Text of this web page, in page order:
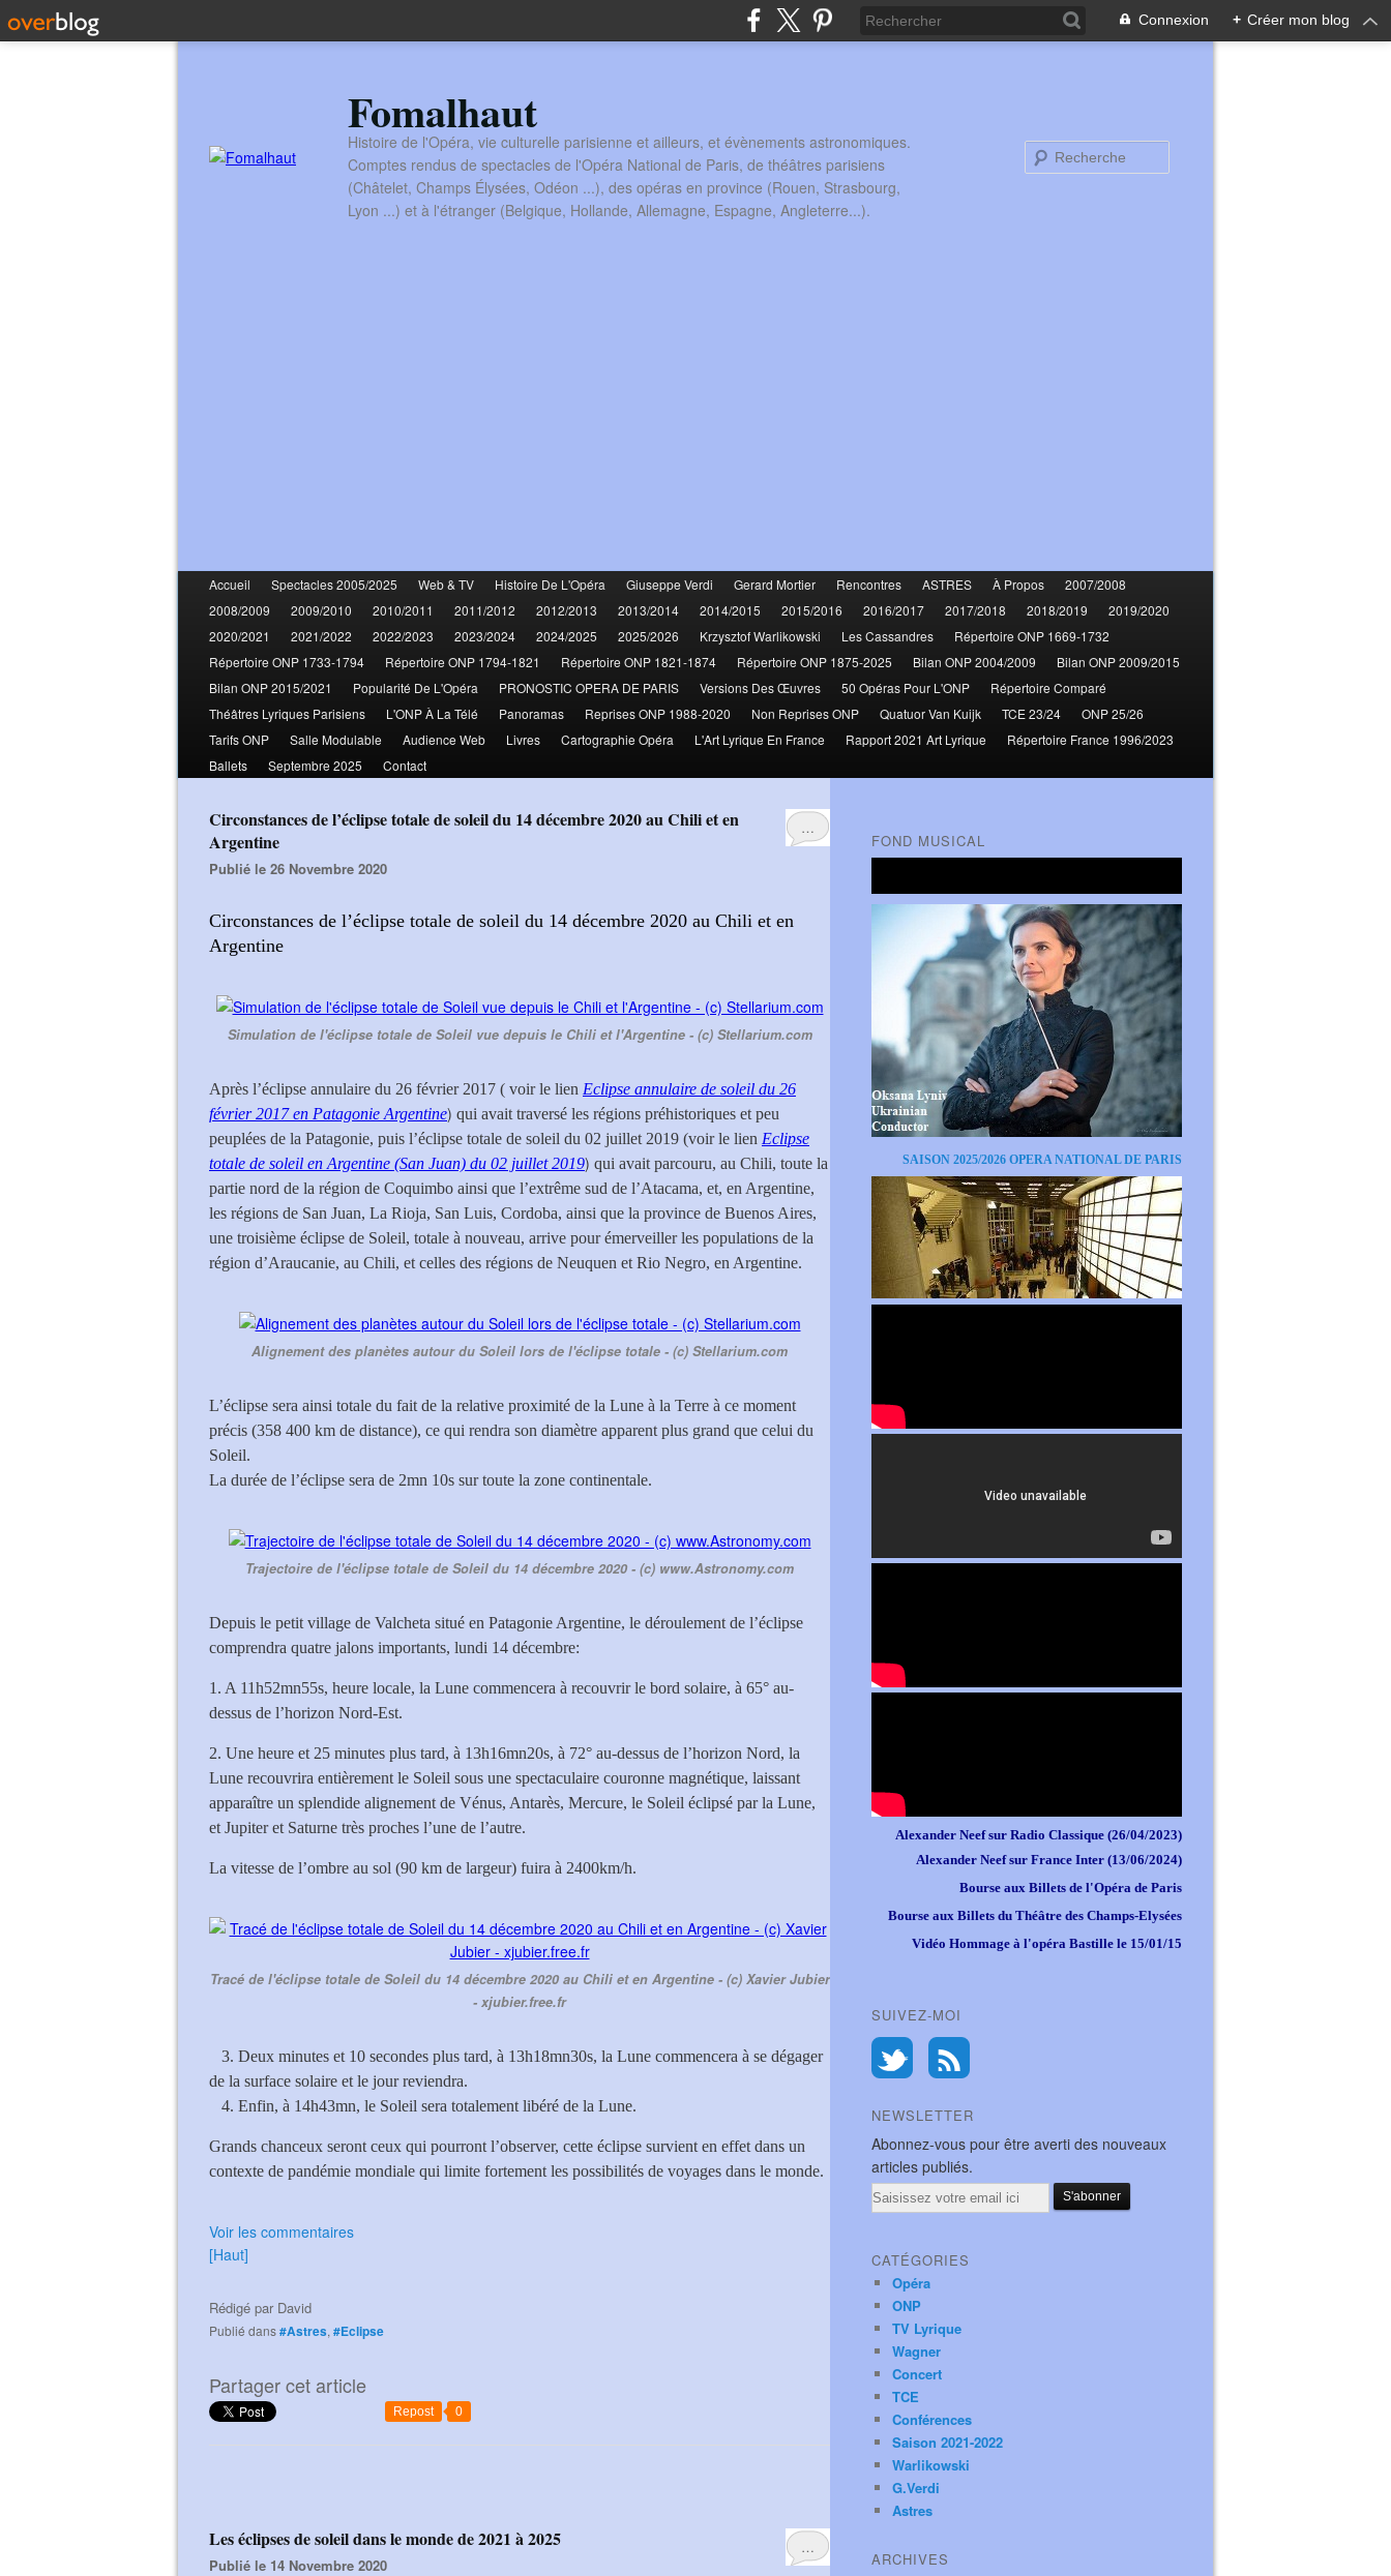
Connexion + Créer mon blog
Fomalhaut
Histoire de l'Opéra, vie culturelle parisienne et ailleurs, et évènements astronomiques.
Comptes rendus de spectacles de l'Opéra National de Paris, de théâtres parisiens
(Châtelet, Champs Élysées, Odéon ...), des opéras en province (Rouen, Strasbourg,
Lyon ...) et à l'étranger (Belgique, Hollande, Allemagne, Espagne, Angleterre...).
Accueil Spectacles 2005/2025 Web & TV Histoire De L'Opéra Giuseppe Verdi Gerard Mortier Rencontres ASTRES À Propos
2007/2008
2008/2009
2009/2010 2010/2011 2011/2012 2012/2013 2013/2014 2014/2015 2015/2016 2016/2017 2017/2018 2018/2019
2019/2020
2020/2021
2021/2022 2022/2023 2023/2024 2024/2025 2025/2026 Krzysztof Warlikowski Les Cassandres
Répertoire ONP 1669-1732
Répertoire ONP 1733-1794
Répertoire ONP 1794-1821 Répertoire ONP 1821-1874 Répertoire ONP 1875-2025 Bilan ONP 2004/2009
Bilan ONP 2009/2015
Bilan ONP 2015/2021
Popularité De L'Opéra PRONOSTIC OPERA DE PARIS Versions Des Œuvres 50 Opéras Pour L'ONP
Répertoire Comparé
Théâtres Lyriques Parisiens
L'ONP À La Télé Panoramas Reprises ONP 1988-2020 Non Reprises ONP Quatuor Van Kuijk TCE 23/24
ONP 25/26
Tarifs ONP
Salle Modulable Audience Web Livres Cartographie Opéra L'Art Lyrique En France Rapport 2021 Art Lyrique
Répertoire France 1996/2023
Ballets
Septembre 2025 Contact
…
Circonstances de l’éclipse totale de soleil du 14 décembre 2020 au Chili et en
Argentine
Publié le 26 Novembre 2020
Circonstances de l’éclipse totale de soleil du 14 décembre 2020 au Chili et en
Argentine
Simulation de l'éclipse totale de Soleil vue depuis le Chili et l'Argentine - (c) Stellarium.com
Après l’éclipse annulaire du 26 février 2017 ( voir le lien Eclipse annulaire de soleil du 26
février 2017 en Patagonie Argentine) qui avait traversé les régions préhistoriques et peu
peuplées de la Patagonie, puis l’éclipse totale de soleil du 02 juillet 2019 (voir le lien Eclipse
totale de soleil en Argentine (San Juan) du 02 juillet 2019) qui avait parcouru, au Chili, toute la
partie nord de la région de Coquimbo ainsi que l’extrême sud de l’Atacama, et, en Argentine,
les régions de San Juan, La Rioja, San Luis, Cordoba, ainsi que la province de Buenos Aires,
une troisième éclipse de Soleil, totale à nouveau, arrive pour émerveiller les populations de la
région d’Araucanie, au Chili, et celles des régions de Neuquen et Rio Negro, en Argentine.
Alignement des planètes autour du Soleil lors de l'éclipse totale - (c) Stellarium.com
L’éclipse sera ainsi totale du fait de la relative proximité de la Lune à la Terre à ce moment
précis (358 400 km de distance), ce qui rendra son diamètre apparent plus grand que celui du
Soleil.
La durée de l’éclipse sera de 2mn 10s sur toute la zone continentale.
Trajectoire de l'éclipse totale de Soleil du 14 décembre 2020 - (c) www.Astronomy.com
Depuis le petit village de Valcheta situé en Patagonie Argentine, le déroulement de l’éclipse
comprendra quatre jalons importants, lundi 14 décembre:
1. A 11h52mn55s, heure locale, la Lune commencera à recouvrir le bord solaire, à 65° au-
dessus de l’horizon Nord-Est.
2. Une heure et 25 minutes plus tard, à 13h16mn20s, à 72° au-dessus de l’horizon Nord, la
Lune recouvrira entièrement le Soleil sous une spectaculaire couronne magnétique, laissant
apparaître un splendide alignement de Vénus, Antarès, Mercure, le Soleil éclipsé par la Lune,
et Jupiter et Saturne très proches l’une de l’autre.
La vitesse de l’ombre au sol (90 km de largeur) fuira à 2400km/h.
Tracé de l'éclipse totale de Soleil du 14 décembre 2020 au Chili et en Argentine - (c) Xavier Jubier
- xjubier.free.fr
3. Deux minutes et 10 secondes plus tard, à 13h18mn30s, la Lune commencera à se dégager
de la surface solaire et le jour reviendra.
4. Enfin, à 14h43mn, le Soleil sera totalement libéré de la Lune.
Grands chanceux seront ceux qui pourront l’observer, cette éclipse survient en effet dans un
contexte de pandémie mondiale qui limite fortement les possibilités de voyages dans le monde.
Voir les commentaires
[Haut]
Rédigé par David
Publié dans#Astres, #Eclipse
Partager cet article
Repost 0
…
Les éclipses de soleil dans le monde de 2021 à 2025
Publié le 14 Novembre 2020
FOND MUSICAL
SAISON 2025/2026 OPERA NATIONAL DE PARIS
Alexander Neef sur Radio Classique (26/04/2023)
Alexander Neef sur France Inter (13/06/2024)
Bourse aux Billets de l'Opéra de Paris
Bourse aux Billets du Théâtre des Champs-Elysées
Vidéo Hommage à l'opéra Bastille le 15/01/15
SUIVEZ-MOI
NEWSLETTER
Abonnez-vous pour être averti des nouveaux
articles publiés.
Email
CATÉGORIES
Opéra
ONP
TV Lyrique
Wagner
Concert
TCE
Conférences
Saison 2021-2022
Warlikowski
G.Verdi
Astres
ARCHIVES